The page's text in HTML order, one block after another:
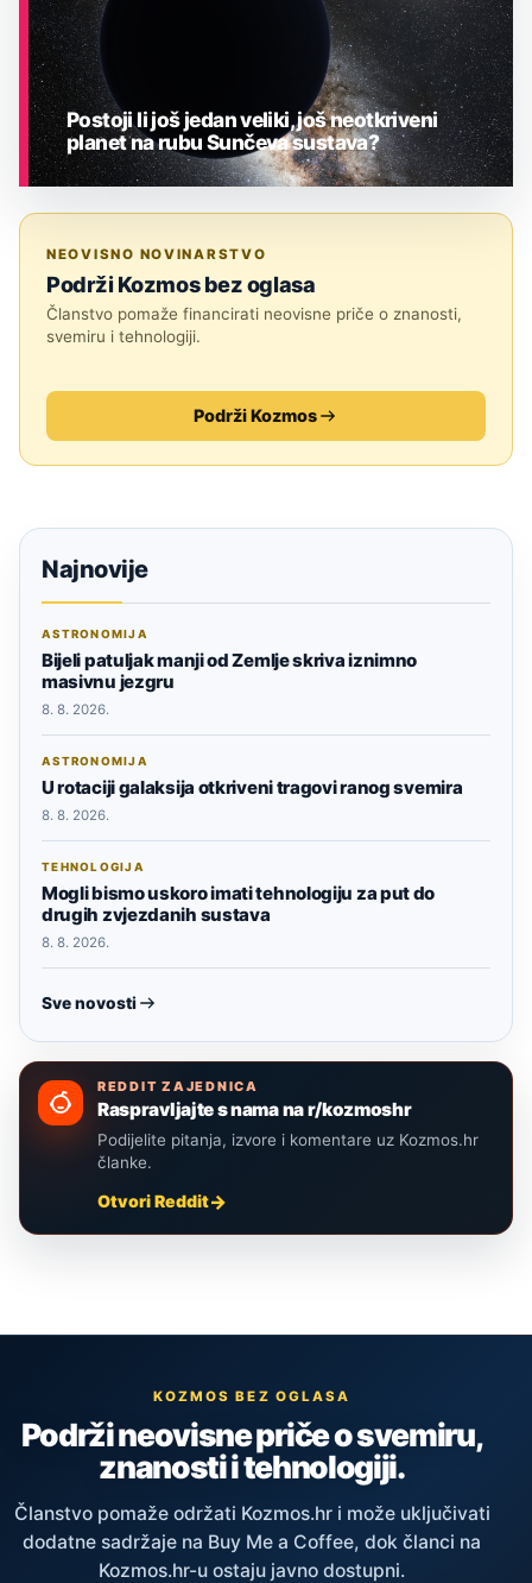
Postoji li još jedan veliki, još neotkriveni
planet na rubu Sunčeva sustava?
NEOVISNO NOVINARSTVO
Podrži Kozmos bez oglasa
Članstvo pomaže financirati neovisne priče o znanosti,
svemiru i tehnologiji.
Podrži Kozmos
Najnovije
ASTRONOMIJA
Bijeli patuljak manji od Zemlje skriva iznimno
masivnu jezgru
8. 8. 2026.
ASTRONOMIJA
U rotaciji galaksija otkriveni tragovi ranog svemira
8. 8. 2026.
TEHNOLOGIJA
Mogli bismo uskoro imati tehnologiju za put do
drugih zvjezdanih sustava
8. 8. 2026.
Sve novosti
REDDIT ZAJEDNICA
Raspravljajte s nama na r/kozmoshr
Podijelite pitanja, izvore i komentare uz Kozmos.hr
članke.
Otvori Reddit
KOZMOS BEZ OGLASA
Podrži neovisne priče o svemiru,
znanosti i tehnologiji.
Članstvo pomaže održati Kozmos.hr i može uključivati
dodatne sadržaje na Buy Me a Coffee, dok članci na
Kozmos.hr-u ostaju javno dostupni.